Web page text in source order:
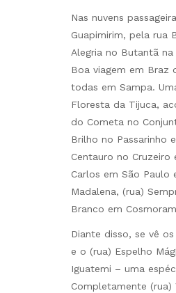
Nas nuvens
Guapimirim, pela rua
Alegria no Butantã
Boa viagem em Braz
todas em Sampa.
Floresta da Tijuca,
do Cometa no
Brilho no Passarinho
Centauro no
Carlos em São Paulo
Madalena, (rua)
Branco em
Diante disso, se vê
e o (rua) Espelho
Iguatemi – uma
Completamente (rua)